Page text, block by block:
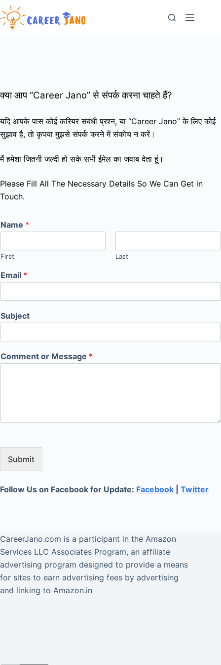
Skip
to
content
क्या आप “Career Jano” से संपर्क करना चाहते हैं?
यदि आपके पास कोई करियर संबंधी प्रश्न, या “Career Jano” के लिए कोई
सुझाव है, तो कृपया मुझसे संपर्क करने में संकोच न करें।
मैं हमेशा जितनी जल्दी हो सके सभी ईमेल का जवाब देता हूं।
Please Fill All The Necessary Details So We Can Get in
Touch.
Name *
First Last
Email *
Subject
Comment or Message *
Submit
Follow Us on Facebook for Update: Facebook Twitter
CareerJano.com is a participant in the Amazon
Services LLC Associates Program, an affiliate
advertising program designed to provide a means
for sites to earn advertising fees by advertising
and linking to Amazon.in